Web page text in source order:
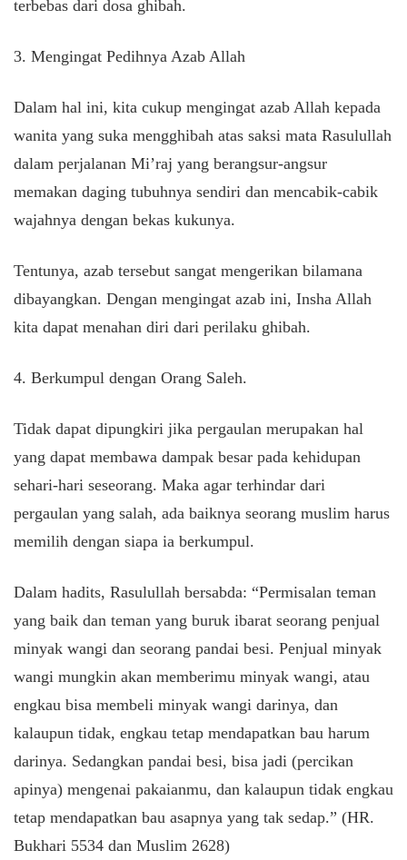
terbebas dari dosa ghibah.
3. Mengingat Pedihnya Azab Allah
Dalam hal ini, kita cukup mengingat azab Allah kepada
wanita yang suka mengghibah atas saksi mata Rasulullah
dalam perjalanan Mi’raj yang berangsur-angsur
memakan daging tubuhnya sendiri dan mencabik-cabik
wajahnya dengan bekas kukunya.
Tentunya, azab tersebut sangat mengerikan bilamana
dibayangkan. Dengan mengingat azab ini, Insha Allah
kita dapat menahan diri dari perilaku ghibah.
4. Berkumpul dengan Orang Saleh.
Tidak dapat dipungkiri jika pergaulan merupakan hal
yang dapat membawa dampak besar pada kehidupan
sehari-hari seseorang. Maka agar terhindar dari
pergaulan yang salah, ada baiknya seorang muslim harus
memilih dengan siapa ia berkumpul.
Dalam hadits, Rasulullah bersabda: “Permisalan teman
yang baik dan teman yang buruk ibarat seorang penjual
minyak wangi dan seorang pandai besi. Penjual minyak
wangi mungkin akan memberimu minyak wangi, atau
engkau bisa membeli minyak wangi darinya, dan
kalaupun tidak, engkau tetap mendapatkan bau harum
darinya. Sedangkan pandai besi, bisa jadi (percikan
apinya) mengenai pakaianmu, dan kalaupun tidak engkau
tetap mendapatkan bau asapnya yang tak sedap.” (HR.
Bukhari 5534 dan Muslim 2628)